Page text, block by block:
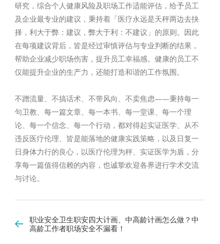
研究，综合个人健康风险及职场工作适能评估，给予员工
及企业最专业的建议，秉持着「医疗永远是天秤两边去抉
择，利大于弊：建议，弊大于利：不建议」的原则。因此
在每项建议背后，皆是经过审慎评估与专业判断的结果，
帮助企业减少职场伤害，提升员工幸福感。健康的员工不
仅能提升企业的生产力，还能打造和谐的工作氛围。
不蹭流量、不搞话术、不带风向、不卖焦虑——秉持每一
句卫教、每一篇文章、每一本书、每一堂课、每一个理
论、每一个信念、每一个行动，都对得起实证医学、从不
违反医疗伦理、皆是能落地的健康实践策略，以及日复一
日身体力行的良心，以医疗伦理为秤、实证医学为盾，分
享每一篇值得信赖的内容，也诚挚欢迎各界进行学术交流
与讨论。
职业安全卫生职安四大计画、中高龄计画怎么做？中
高龄工作者职场安全不漏看！